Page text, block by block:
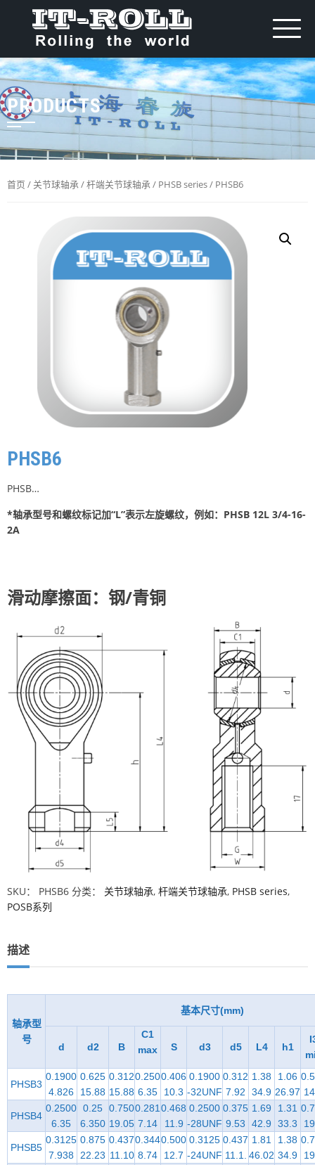
PRODUCTS
首页 / 关节球轴承/杆端关节球轴承/ PHSB series/ PHSB6
PHSB6
PHSB…
*轴承型号和螺纹标记加“L”表示左旋螺纹，例如：PHSB 12L 3/4-16-
2A
滑动摩擦面：钢/青铜
SKU： PHSB6 分类： 关节球轴承, 杆端关节球轴承, PHSB series,
POSB系列
描述
轴承型
号
基本尺寸(mm)
d d2 B
C1
max
S d3 d5 L4 h1
PHSB3
0.1900
4.826
0.625
15.88
0.312
15.88
0.250
6.35
0.406
10.3
0.1900
-32UNF
0.312
7.92
1.38
34.9
1.06
26.97
PHSB4
0.2500
6.35
0.25
6.350
0.750
19.05
0.281
7.14
0.468
11.9
0.2500
-28UNF
0.375
9.53
1.69
42.9
1.31
33.3
PHSB5
0.3125
7.938
0.875
22.23
0.437
11.10
0.344
8.74
0.500
12.7
0.3125
-24UNF
0.437
11.1.
1.81
46.02
1.38
34.9